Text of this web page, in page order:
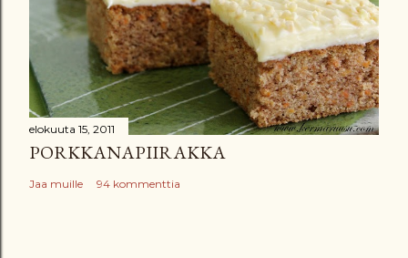
elokuuta 15, 2011
PORKKANAPIIRAKKA
Jaa muille 94 kommenttia